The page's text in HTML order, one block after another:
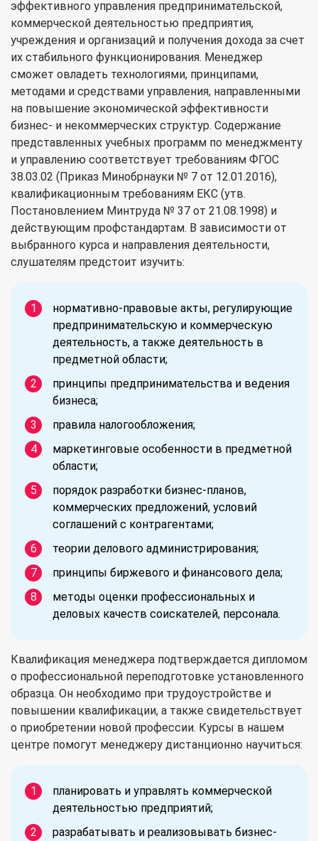
эффективного управления предпринимательской,
коммерческой деятельностью предприятия,
учреждения и организаций и получения дохода за счет
их стабильного функционирования. Менеджер
сможет овладеть технологиями, принципами,
методами и средствами управления, направленными
на повышение экономической эффективности
бизнес- и некоммерческих структур. Содержание
представленных учебных программ по менеджменту
и управлению соответствует требованиям ФГОС
38.03.02 (Приказ Минобрнауки № 7 от 12.01.2016),
квалификационным требованиям ЕКС (утв.
Постановлением Минтруда № 37 от 21.08.1998) и
действующим профстандартам. В зависимости от
выбранного курса и направления деятельности,
слушателям предстоит изучить:
нормативно-правовые акты, регулирующие
предпринимательскую и коммерческую
деятельность, а также деятельность в
предметной области;
принципы предпринимательства и ведения
бизнеса;
правила налогообложения;
маркетинговые особенности в предметной
области;
порядок разработки бизнес-планов,
коммерческих предложений, условий
соглашений с контрагентами;
теории делового администрирования;
принципы биржевого и финансового дела;
методы оценки профессиональных и
деловых качеств соискателей, персонала.
Квалификация менеджера подтверждается дипломом
о профессиональной переподготовке установленного
образца. Он необходимо при трудоустройстве и
повышении квалификации, а также свидетельствует
о приобретении новой профессии. Курсы в нашем
центре помогут менеджеру дистанционно научиться:
планировать и управлять коммерческой
деятельностью предприятий;
разрабатывать и реализовывать бизнес-